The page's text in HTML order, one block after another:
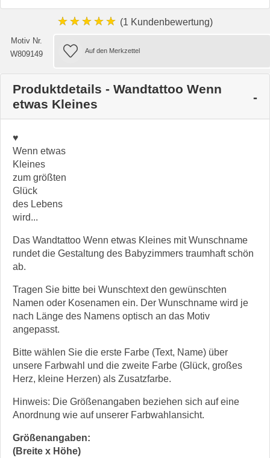
★★★★★ (1 Kundenbewertung)
Motiv Nr.
W809149
Produktdetails - Wandtattoo Wenn
etwas Kleines
♥
Wenn etwas
Kleines
zum größten
Glück
des Lebens
wird...
Das Wandtattoo Wenn etwas Kleines mit Wunschname
rundet die Gestaltung des Babyzimmers traumhaft schön
ab.
Tragen Sie bitte bei Wunschtext den gewünschten
Namen oder Kosenamen ein. Der Wunschname wird je
nach Länge des Namens optisch an das Motiv
angepasst.
Bitte wählen Sie die erste Farbe (Text, Name) über
unsere Farbwahl und die zweite Farbe (Glück, großes
Herz, kleine Herzen) als Zusatzfarbe.
Hinweis: Die Größenangaben beziehen sich auf eine
Anordnung wie auf unserer Farbwahlansicht.
Größenangaben:
(Breite x Höhe)